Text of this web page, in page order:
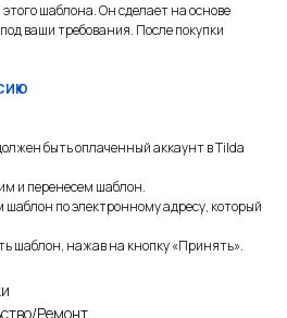
шаблона. Он сделает на основе
ваши требования. После покупки
быть оплаченный аккаунт в Tilda
и перенесем шаблон.
по электронному адресу, который
шаблон, нажав на кнопку «Принять».
Ремонт